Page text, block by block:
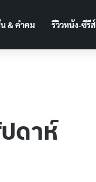
& คำคม รีวิวหนัง-ซีรีส์
ดาห์